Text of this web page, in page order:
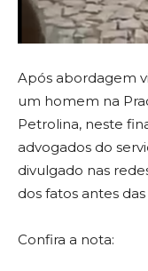
Após abordagem
um homem na
Petrolina, neste
advogados do
divulgado nas
dos fatos antes
Confira a nota: